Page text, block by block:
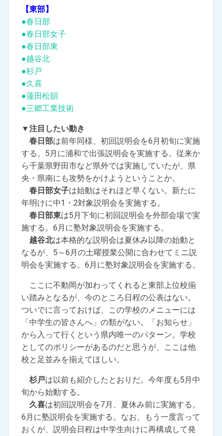
【東部】
●春日部
●春日部女子
●春日部東
●越谷北
●杉戸
●久喜
●蓮田松韻
●三郷工業技術
▼注目したい動き
春日部は前年同様、初回説明会を6月初旬に実施
する。5月に浦和で出張説明会を実施する。従来か
ら千葉県野田市など県外では実施していたが、県
央・県南にも攻勢をかけようということか。
春日部女子は始動はそれほど早くない。新たに
年明けに中1・2対象説明会を実施する。
春日部東は5月下旬に初回説明会を外部会場で実
施する。6月に塾対象説明会を実施する。
越谷北は本格的な説明会は夏休み以降の始動と
なるが、5～6月の土曜授業公開に合わせてミニ説
明会を実施する。6月に塾対象説明会を実施する。
ここに不動岡が加わってくれると東部上位校揃
い踏みとなるが、今のところ日程の公表はない。
ついでに言っておけば、この学校のメニューには
「中学生の皆さんへ」の類がない。「お知らせ」
から入って行くという県内唯一のパターン。学校
としてのポリシーがあるのだと思うが、ここは他
校と足並みを揃えてほしい。
杉戸は以前も紹介したとおりだ。今年度も5月中
旬から始動する。
久喜は初回説明会を7月、夏休み前に実施する。
6月に塾説明会を実施する。なお、もう一度言って
おくが、説明会日程は中学生向けに再構成して発